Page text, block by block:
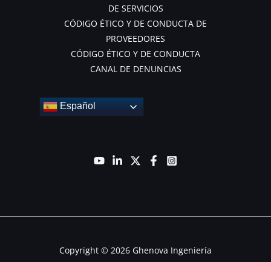
DE SERVICIOS
CÓDIGO ÉTICO Y DE CONDUCTA DE
PROVEEDORES
CÓDIGO ÉTICO Y DE CONDUCTA
CANAL DE DENUNCIAS
Español
Copyright © 2026 Ghenova Ingeniería